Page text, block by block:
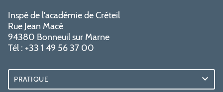
Inspé de l'académie de Créteil
Rue Jean Macé
94380 Bonneuil sur Marne
Tél : +33 1 49 56 37 00
PRATIQUE